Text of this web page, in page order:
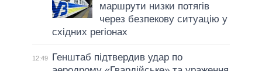
маршрути низки потягів
через безпекову ситуацію у
східних регіонах
12:49
Генштаб підтвердив удар по